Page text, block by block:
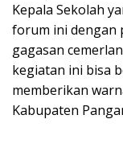
Kepala Sekolah
forum ini dengan
gagasan
kegiatan ini bisa
memberikan
Kabupaten